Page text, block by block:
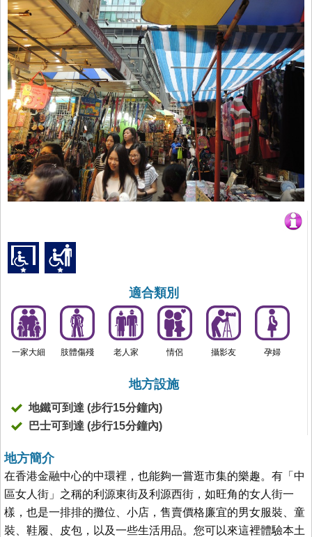
適合類別
一家大細 肢體傷殘 老人家 情侶 攝影友 孕婦
地方設施
地鐵可到達 (步行15分鐘內)
巴士可到達 (步行15分鐘內)
地方簡介
在香港金融中心的中環裡，也能夠一嘗逛市集的樂趣。有「中
區女人街」之稱的利源東街及利源西街，如旺角的女人街一
樣，也是一排排的攤位、小店，售賣價格廉宜的男女服裝、童
裝、鞋履、皮包，以及一些生活用品。您可以來這裡體驗本土